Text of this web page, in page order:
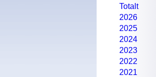
Totalt
2026
2025
2024
2023
2022
2021